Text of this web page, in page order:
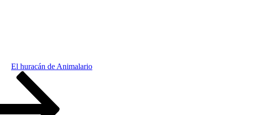
El huracán de Animalario